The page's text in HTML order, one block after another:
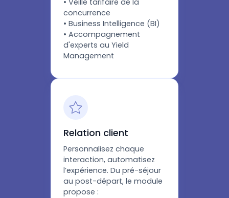
• Veille tarifaire de la
concurrence
• Business Intelligence (BI)
• Accompagnement
d'experts au Yield
Management
Relation client
Personnalisez chaque
interaction, automatisez
l’expérience. Du pré-séjour
au post-départ, le module
propose :